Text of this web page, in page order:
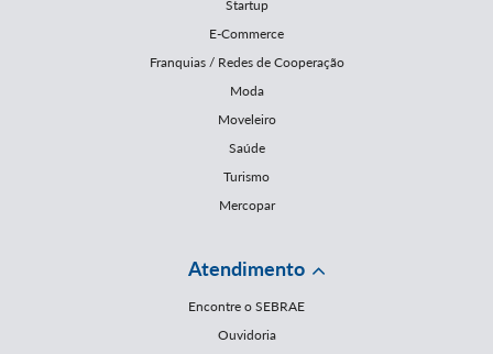
Startup
E-Commerce
Franquias / Redes de Cooperação
Moda
Moveleiro
Saúde
Turismo
Mercopar
Atendimento
Encontre o SEBRAE
Ouvidoria